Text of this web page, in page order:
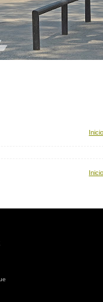
Inicio
Inicio